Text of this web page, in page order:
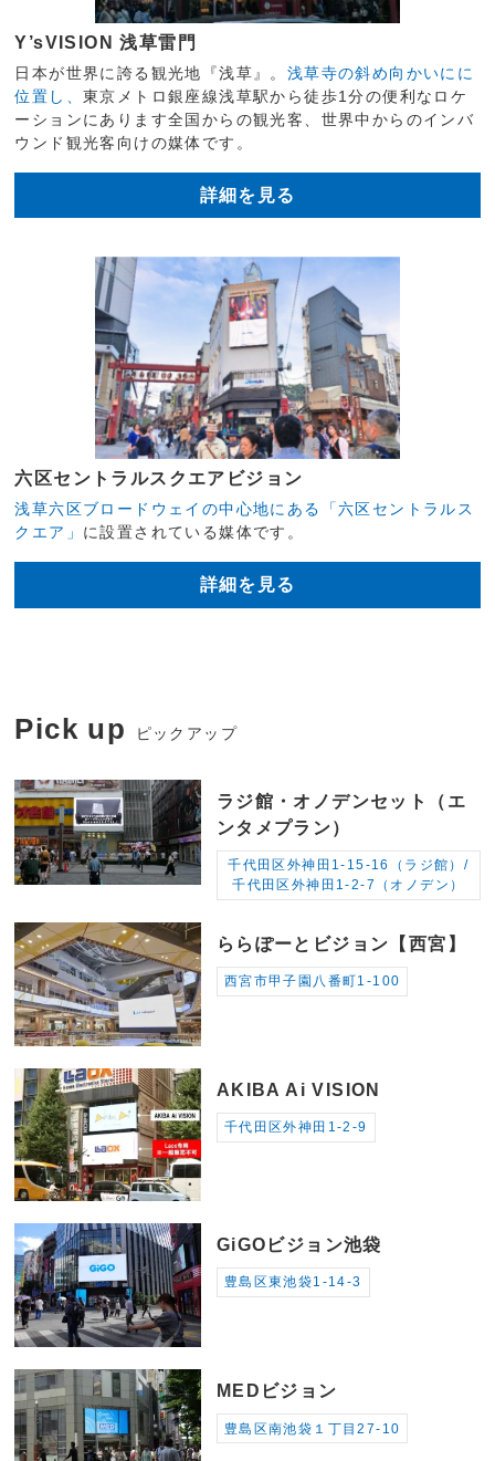
Y’sVISION 浅草雷門
日本が世界に誇る観光地『浅草』。 浅草寺の斜め向かいにに
位置し、東京メトロ銀座線浅草駅から徒歩1分の便利なロケ
ーションにあります全国からの観光客、世界中からのインバ
ウンド観光客向けの媒体です。
詳細を見る
六区セントラルスクエアビジョン
浅草六区ブロードウェイの中心地にある「六区セントラルス
クエア」 に設置されている媒体です。
詳細を見る
Pick up ピックアップ
ラジ館・オノデンセット（エ
ンタメプラン）
千代田区外神田1-15-16（ラジ館）/
千代田区外神田1-2-7（オノデン）
ららぽーとビジョン【西宮】
西宮市甲子園八番町1-100
AKIBA Ai VISION
千代田区外神田1-2-9
GiGOビジョン池袋
豊島区東池袋1-14-3
MEDビジョン
豊島区南池袋１丁目27-10